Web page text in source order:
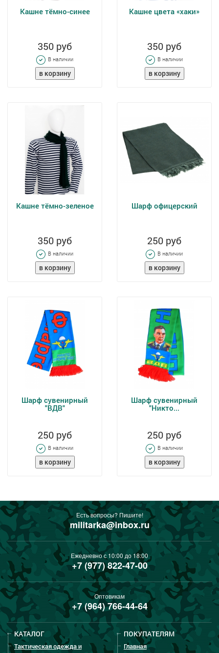
Кашне тёмно-синее
350 руб
В наличии
Кашне цвета «хаки»
350 руб
В наличии
Кашне тёмно-зеленое
350 руб
В наличии
Шарф офицерский
250 руб
В наличии
Шарф сувенирный
"ВДВ"
250 руб
В наличии
Шарф сувенирный
"Никто...
250 руб
В наличии
Есть вопросы? Пишите!
militarka@inbox.ru
Ежедневно с 10:00 до 18:00
+7 (977) 822-47-00
Оптовикам
+7 (964) 766-44-64
КАТАЛОГ
Тактическая одежда и
ПОКУПАТЕЛЯМ
Главная